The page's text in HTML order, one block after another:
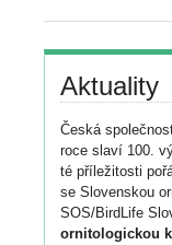
Aktuality
Česká
roce slaví 100.
té příležitosti
se Slovenskou
SOS/BirdLife
ornitologickou